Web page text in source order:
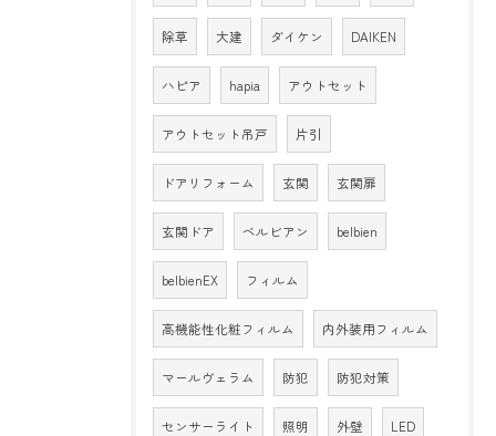
除草 大建 ダイケン DAIKEN
ハピア hapia アウトセット
アウトセット吊戸 片引
ドアリフォーム 玄関 玄関扉
玄関ドア ベルビアン belbien
belbienEX フィルム
高機能性化粧フィルム 内外装用フィルム
マールヴェラム 防犯 防犯対策
センサーライト 照明 外壁 LED